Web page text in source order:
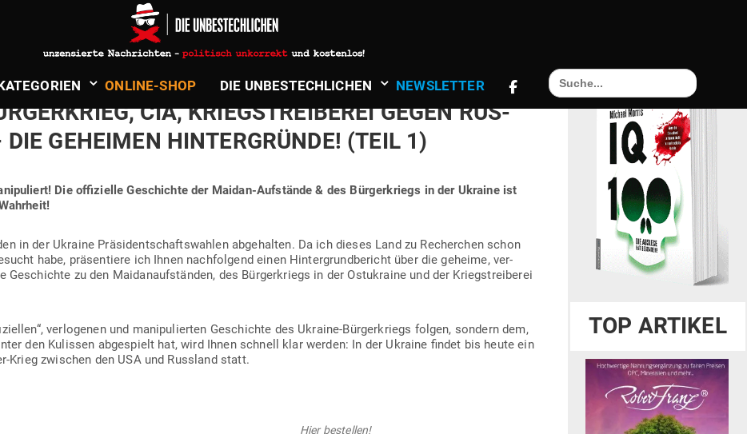
ONLINE-SHOP DIE UNBE­STECH­LICHEN NEWS­LETTER
Search
for:
GrandtinPolitik & Aktuelles,Whistleblower
VER­TUSCHT, MANI­PU­LIERT“: MAIDAN-AUF­STÄNDE,
CIA, KRIEGS­TREI­BEREI GEGEN RUS­
GEHEIMEN HIN­TER­GRÜNDE! (TEIL 1)
Die offi­zielle Geschichte der Maidan-Auf­stände & des Bür­ger­kriegs in der Ukraine ist
in der Ukraine Prä­si­dent­schafts­wahlen abge­halten. Da ich dieses Land zu Recherchen schon
habe, prä­sen­tiere ich Ihnen nach­folgend einen Hin­ter­grund­be­richt über die geheime, ver­
Geschichte zu den Mai­d­an­auf­ständen, des Bür­ger­kriegs in der Ost­ukraine und der Kriegs­trei­berei
ver­lo­genen und mani­pu­lierten Geschichte des Ukraine-Bür­ger­kriegs folgen, sondern dem,
den Kulissen abge­spielt hat, wird Ihnen schnell klar werden: In der Ukraine findet bis heute ein
Krieg zwi­schen den USA und Russland statt.
Hier bestellen!
TOP ARTIKEL